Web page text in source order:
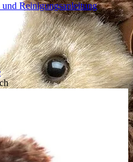
und Reinigungsanleitung